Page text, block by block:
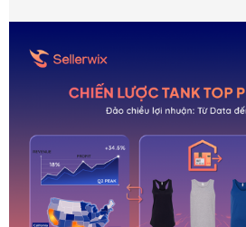
điểm thực sự, chi phí thực tế khi bán
có thể đạt được, cũng như những “góc
bán không chia sẻ — để từ đó quyết định
tảng phù hợp cho việc kinh doanh của